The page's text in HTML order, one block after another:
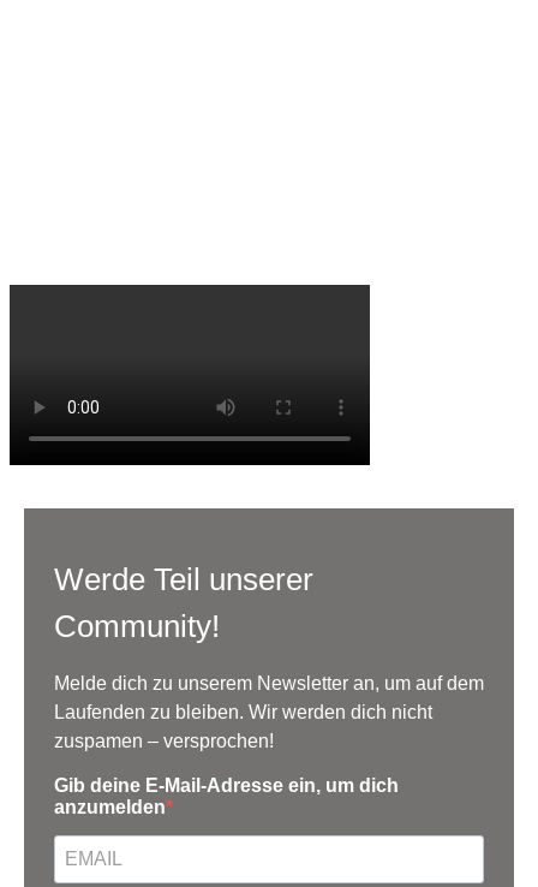
Werde Teil unserer
Community!
Melde dich zu unserem Newsletter an, um auf dem
Laufenden zu bleiben. Wir werden dich nicht
zuspamen – versprochen!
Gib deine E-Mail-Adresse ein, um dich
anzumelden